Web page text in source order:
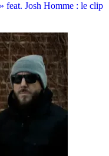
feat. Josh Homme : le clip